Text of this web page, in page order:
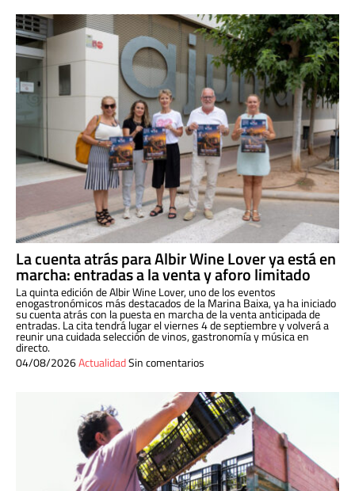
La cuenta atrás para Albir Wine Lover ya está en
marcha: entradas a la venta y aforo limitado
La quinta edición de Albir Wine Lover, uno de los eventos
enogastronómicos más destacados de la Marina Baixa, ya ha iniciado
su cuenta atrás con la puesta en marcha de la venta anticipada de
entradas. La cita tendrá lugar el viernes 4 de septiembre y volverá a
reunir una cuidada selección de vinos, gastronomía y música en
directo.
04/08/2026ActualidadSin comentarios